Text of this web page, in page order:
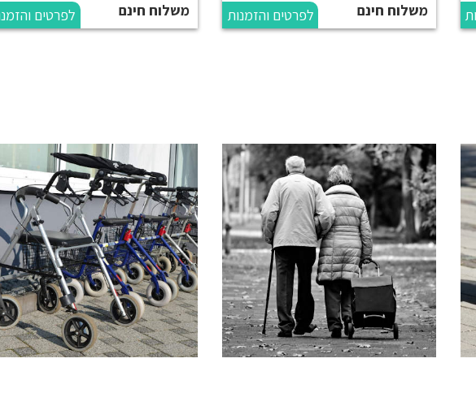
משלוח חינם לפרטים והזמנות משלוח חינם לפרטים